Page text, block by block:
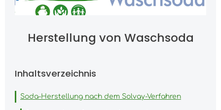
Herstellung von Waschsoda
Inhaltsverzeichnis
Soda-Herstellung nach dem Solvay-Verfahren